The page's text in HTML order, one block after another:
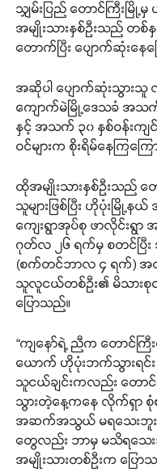
သျှမ်းပြည် တောင်ကြီးမ
အမျိုးသားနှစ်ဦးသည် တ
တောက်ပြီး ပျောက်ဆုံးနေ
အဆိုပါ ပျောက်ဆုံးသွားသူ
ကျောက်မဲမြို့ဒေသခံ အသက်
နှင့် အသက် ၃၀ နှစ်ဝန်းကျင်
ဝင်များက စိုးရိမ်နေကြကြ
ထိုအမျိုးသားနှစ်ဦးသည် တ
သူများဖြစ်ပြီး ဟိုပုံးမြို့န
ကျေးရွာအုပ်စု ဖာလိုင်းရွ
ဂုတ်လ ၂၆ ရက်မှ စတင်ပြီ
(စက်တင်ဘာလ ၄ ရက်) အထိ
သူလူငယ်တစ်ဦး၏ မိသား
ပြောသည်။
“ကျနော်ရဲ့ ညီက တောင်ကြီ
ယောက် ဟိုပုံးဘက်သွားရင်း
သူငယ်ချင်းကလည်း တောင်
သွားတဲ့နေ့ကနေ လိုက်ရှာ စုံ
အဆက်အသွယ် မရသေးဘူး
တွေလည်း ဘာမှ မသိရသေး
အမျိုးသားတစ်ဦးက ပြော